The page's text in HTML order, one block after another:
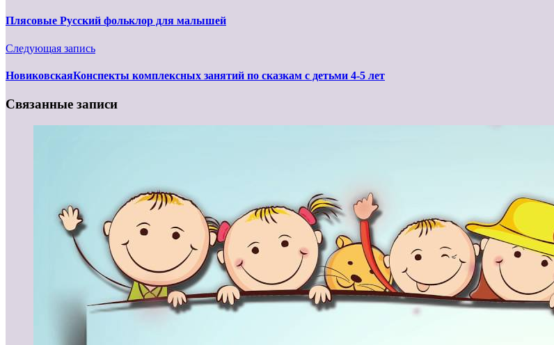
Плясовые Русский фольклор для малышей
Следующая запись
НовиковскаяКонспекты комплексных занятий по сказкам с детьми 4-5 лет
Связанные записи